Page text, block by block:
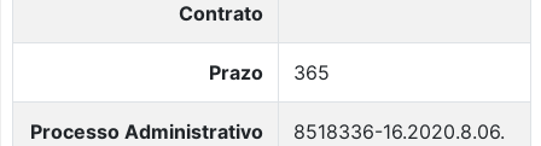
Contrato
Prazo 365
Processo Administrativo
8518336-16.2020.8.06.